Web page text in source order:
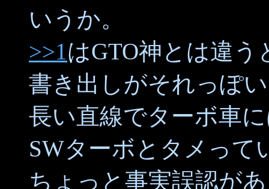
いうか。
>>1はGTO神とは違
書き出しがそれっぽ
長い直線でターボ車
SWターボとタメって
ちょっと事実誤認が